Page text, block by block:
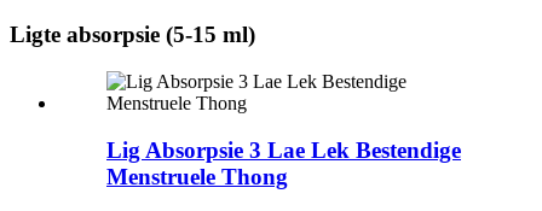
Ligte absorpsie (5-15 ml)
Lig Absorpsie 3 Lae Lek Bestendige
Menstruele Thong